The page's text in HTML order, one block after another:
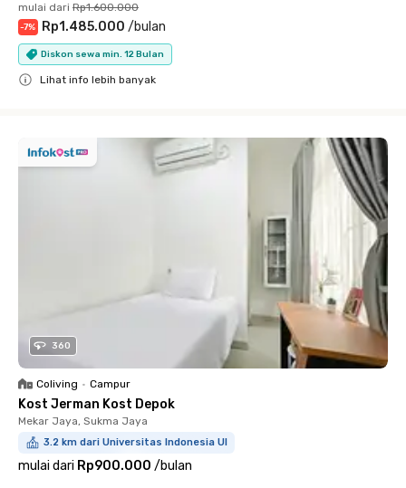
mulai dari Rp1.600.000
-7% Rp1.485.000 /bulan
Diskon sewa min. 12 Bulan
Lihat info lebih banyak
360
Coliving • Campur
Kost Jerman Kost Depok
Mekar Jaya, Sukma Jaya
3.2 km dari Universitas Indonesia UI
mulai dari Rp900.000 /bulan